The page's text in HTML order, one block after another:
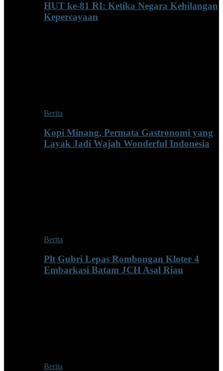
HUT ke-81 RI: Ketika Negara Kehilangan
Kepercayaan
Berita
Kopi Minang, Permata Gastronomi yang
Layak Jadi Wajah Wonderful Indonesia
Berita
Plt Gubri Lepas Rombongan Kloter 4
Embarkasi Batam JCH Asal Riau
Berita